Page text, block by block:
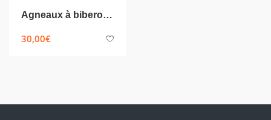
Agneaux à biberonner
30,00€